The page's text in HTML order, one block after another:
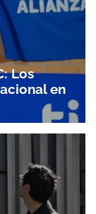
Los
en